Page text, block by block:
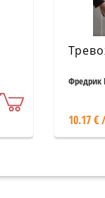
Фредрик
10.17 €